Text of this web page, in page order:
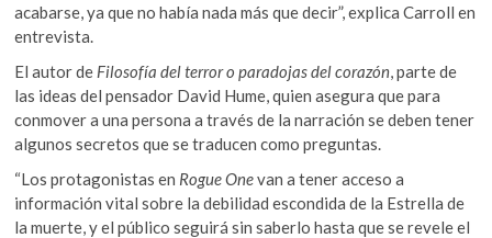
acabarse, ya que no había nada más que decir”, explica Carroll en
entrevista.
El autor de Filosofía del terror o paradojas del corazón , parte de
las ideas del pensador David Hume, quien asegura que para
conmover a una persona a través de la narración se deben tener
algunos secretos que se traducen como preguntas.
“Los protagonistas en Rogue Onevan a tener acceso a
información vital sobre la debilidad escondida de la Estrella de
la muerte, y el público seguirá sin saberlo hasta que se revele el